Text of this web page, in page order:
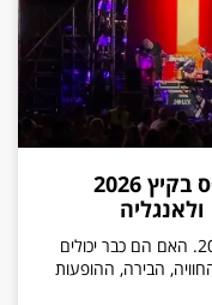
8 פסטיבלי בירה שאסור לפספס בקיץ 2026
פסטיבלי הבירה בישראל פורחים בקיץ 2026. האם הם כבר יכולים
הבירה, ההופעות